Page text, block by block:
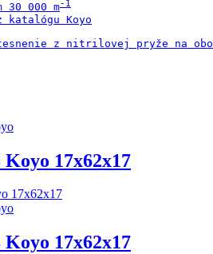
30 000 m
Koyo
z nitrilovej pryže na
17x62x17
17x62x17